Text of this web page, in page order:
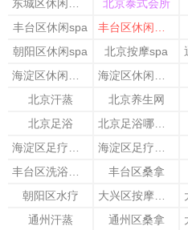
北京泰式会所
丰台区休闲spa
朝阳区休闲spa
北京按摩spa
北京汗蒸
北京养生网
北京足浴
丰台区桑拿
朝阳区水疗
通州汗蒸
通州区桑拿